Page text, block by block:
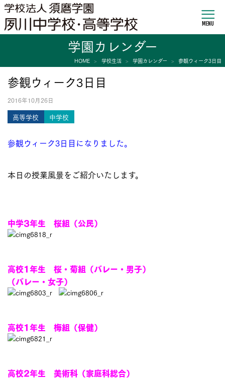
MENU
学園カレンダー
HOME 学校生活 学園カレンダー 参観ウィーク3日目
参観ウィーク3日目
2016年10月26日
高等学校 中学校
参観ウィーク3日目になりました。
本日の授業風景をご紹介いたします。
中学3年生 桜組（公民）
高校1年生 桜・菊組（バレー・男子）
（バレー・女子）
高校1年生 梅組（保健）
高校2年生 美術科（家庭科総合）